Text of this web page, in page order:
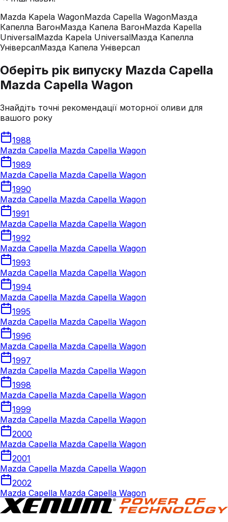
Mazda Kapela WagonMazda Capella WagonМазда
Капелла ВагонМазда Капела ВагонMazda Kapella
UniversalMazda Kapela UniversalМазда Капелла
УніверсалМазда Капела Універсал
Оберіть рік випуску Mazda Capella
Mazda Capella Wagon
Знайдіть точні рекомендації моторної оливи для
вашого року
1988
Mazda Capella Mazda Capella Wagon
1989
Mazda Capella Mazda Capella Wagon
1990
Mazda Capella Mazda Capella Wagon
1991
Mazda Capella Mazda Capella Wagon
1992
Mazda Capella Mazda Capella Wagon
1993
Mazda Capella Mazda Capella Wagon
1994
Mazda Capella Mazda Capella Wagon
1995
Mazda Capella Mazda Capella Wagon
1996
Mazda Capella Mazda Capella Wagon
1997
Mazda Capella Mazda Capella Wagon
1998
Mazda Capella Mazda Capella Wagon
1999
Mazda Capella Mazda Capella Wagon
2000
Mazda Capella Mazda Capella Wagon
2001
Mazda Capella Mazda Capella Wagon
2002
Mazda Capella Mazda Capella Wagon